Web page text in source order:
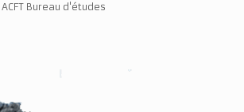
ACFT Bureau d'études